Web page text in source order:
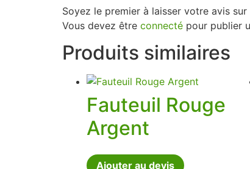
Soyez le premier à laisser votre avis sur
Vous devez être connecté pour publier
Produits similaires
Fauteuil Rouge
Argent
Ajouter au devis